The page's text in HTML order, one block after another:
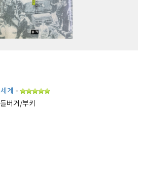
계 -
버거/부키